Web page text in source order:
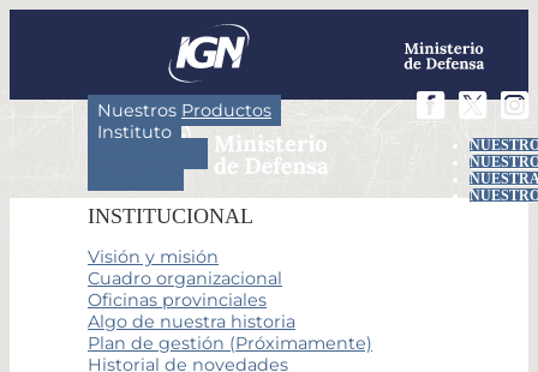
Nuestros Productos
Instituto
INSTITUCIONAL
Visión y misión
Cuadro organizacional
Oficinas provinciales
Algo de nuestra historia
Plan de gestión (Próximamente)
Historial de novedades